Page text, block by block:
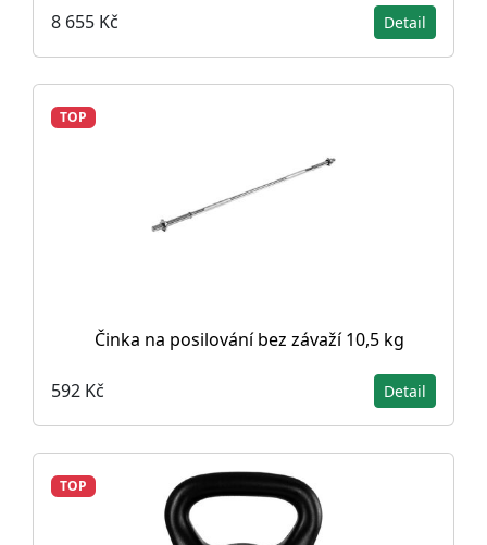
8 655 Kč Detail
TOP
Činka na posilování bez závaží 10,5 kg
592 Kč Detail
TOP